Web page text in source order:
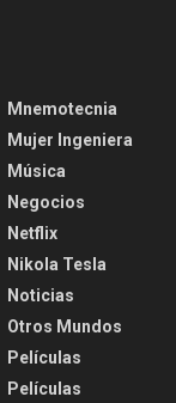
Mnemotecnia
Mujer Ingeniera
Música
Negocios
Netflix
Nikola Tesla
Noticias
Otros Mundos
Películas
Películas